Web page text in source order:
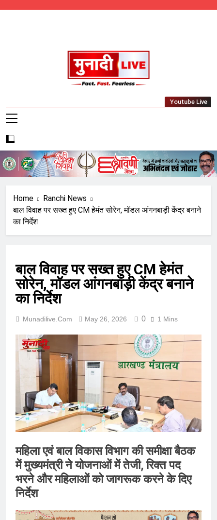
Munadi Live – Jharkhand's Leading Local
Youtube Live
Home
Ranchi News
बाल विवाह पर सख्त हुए CM हेमंत सोरेन, मॉडल आंगनबाड़ी केंद्र बनाने
का निर्देश
बाल विवाह पर सख्त हुए CM हेमंत
सोरेन, मॉडल आंगनबाड़ी केंद्र बनाने
का निर्देश
Munadilive.com May 26, 2026 0 1 Mins
महिला एवं बाल विकास विभाग की समीक्षा बैठक
में मुख्यमंत्री ने योजनाओं में तेजी, रिक्त पद
भरने और महिलाओं को जागरूक करने के दिए
निर्देश